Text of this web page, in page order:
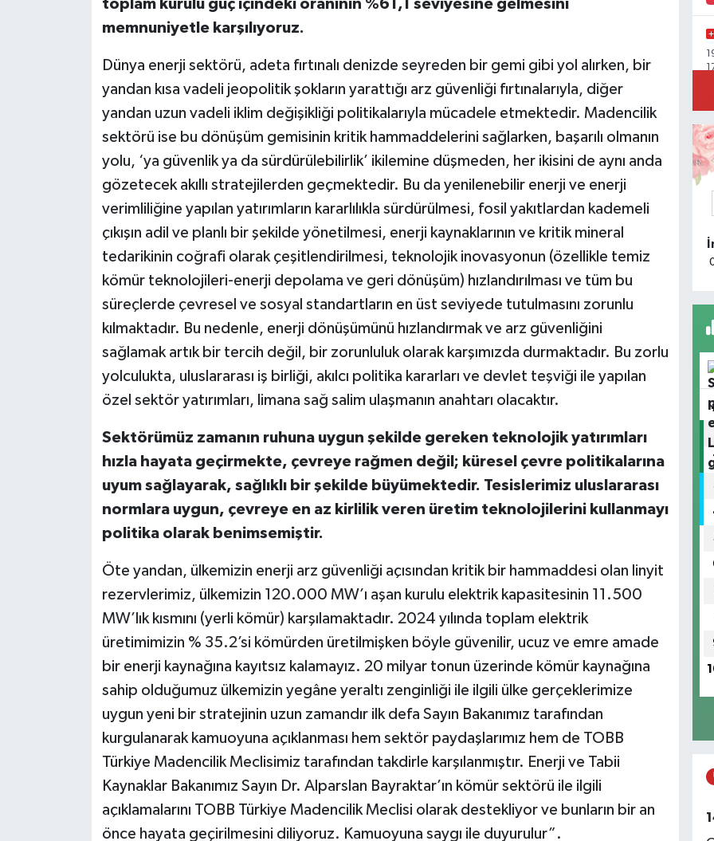
toplam kurulu güç içindeki oranının %61,1 seviyesine gelmesini
memnuniyetle karşılıyoruz.
Dünya enerji sektörü, adeta fırtınalı denizde seyreden bir gemi gibi yol alırken, bir
yandan kısa vadeli jeopolitik şokların yarattığı arz güvenliği fırtınalarıyla, diğer
yandan uzun vadeli iklim değişikliği politikalarıyla mücadele etmektedir. Madencilik
sektörü ise bu dönüşüm gemisinin kritik hammaddelerini sağlarken, başarılı olmanın
yolu, ‘ya güvenlik ya da sürdürülebilirlik’ ikilemine düşmeden, her ikisini de aynı anda
gözetecek akıllı stratejilerden geçmektedir. Bu da yenilenebilir enerji ve enerji
verimliliğine yapılan yatırımların kararlılıkla sürdürülmesi, fosil yakıtlardan kademeli
çıkışın adil ve planlı bir şekilde yönetilmesi, enerji kaynaklarının ve kritik mineral
tedarikinin coğrafi olarak çeşitlendirilmesi, teknolojik inovasyonun (özellikle temiz
kömür teknolojileri-enerji depolama ve geri dönüşüm) hızlandırılması ve tüm bu
süreçlerde çevresel ve sosyal standartların en üst seviyede tutulmasını zorunlu
kılmaktadır. Bu nedenle, enerji dönüşümünü hızlandırmak ve arz güvenliğini
sağlamak artık bir tercih değil, bir zorunluluk olarak karşımızda durmaktadır. Bu zorlu
yolculukta, uluslararası iş birliği, akılcı politika kararları ve devlet teşviği ile yapılan
özel sektör yatırımları, limana sağ salim ulaşmanın anahtarı olacaktır.
Sektörümüz zamanın ruhuna uygun şekilde gereken teknolojik yatırımları
hızla hayata geçirmekte, çevreye rağmen değil; küresel çevre politikalarına
uyum sağlayarak, sağlıklı bir şekilde büyümektedir. Tesislerimiz uluslararası
normlara uygun, çevreye en az kirlilik veren üretim teknolojilerini kullanmayı
politika olarak benimsemiştir.
Öte yandan, ülkemizin enerji arz güvenliği açısından kritik bir hammaddesi olan linyit
rezervlerimiz, ülkemizin 120.000 MW’ı aşan kurulu elektrik kapasitesinin 11.500
MW’lık kısmını (yerli kömür) karşılamaktadır. 2024 yılında toplam elektrik
üretimimizin % 35.2’si kömürden üretilmişken böyle güvenilir, ucuz ve emre amade
bir enerji kaynağına kayıtsız kalamayız. 20 milyar tonun üzerinde kömür kaynağına
sahip olduğumuz ülkemizin yegâne yeraltı zenginliği ile ilgili ülke gerçeklerimize
uygun yeni bir stratejinin uzun zamandır ilk defa Sayın Bakanımız tarafından
kurgulanarak kamuoyuna açıklanması hem sektör paydaşlarımız hem de TOBB
Türkiye Madencilik Meclisimiz tarafından takdirle karşılanmıştır. Enerji ve Tabii
Kaynaklar Bakanımız Sayın Dr. Alparslan Bayraktar’ın kömür sektörü ile ilgili
açıklamalarını TOBB Türkiye Madencilik Meclisi olarak destekliyor ve bunların bir an
önce hayata geçirilmesini diliyoruz. Kamuoyuna saygı ile duyurulur”.